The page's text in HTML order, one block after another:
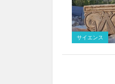
サイエンス